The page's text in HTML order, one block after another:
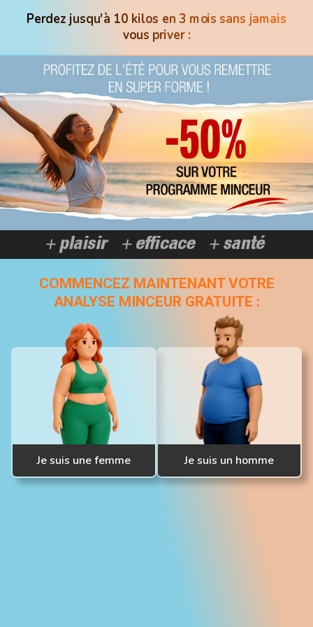
Perdez jusqu'à 10 kilos en 3 mois sans jamais
vous priver :
COMMENCEZ MAINTENANT VOTRE
ANALYSE MINCEUR GRATUITE :
Je suis une femme Je suis un homme